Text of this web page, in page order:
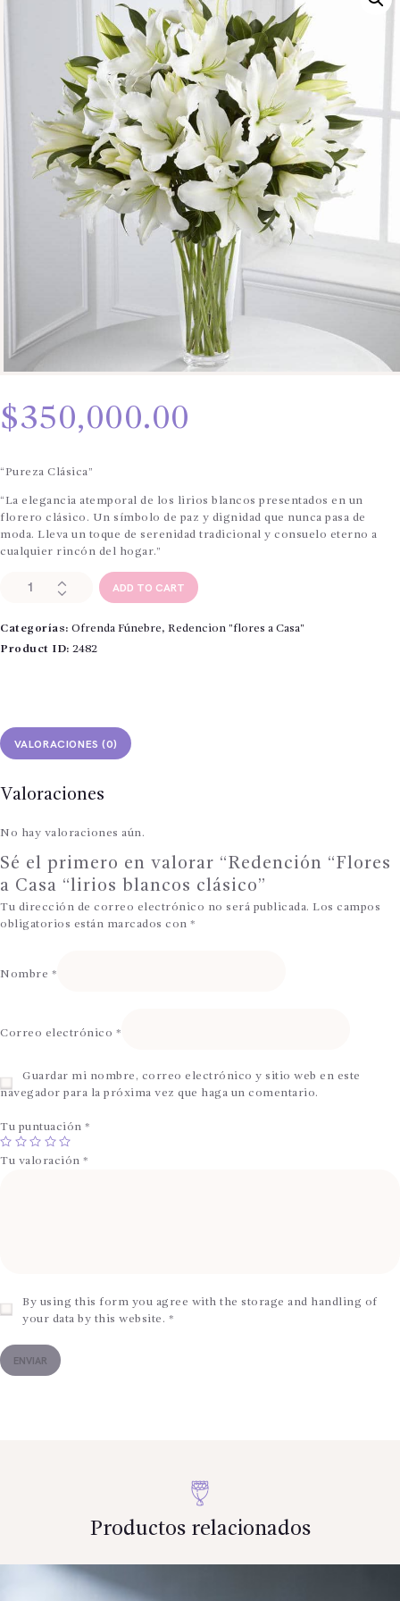
$350,000.00
“Pureza Clásica”
“La elegancia atemporal de los lirios blancos presentados en un
florero clásico. Un símbolo de paz y dignidad que nunca pasa de
moda. Lleva un toque de serenidad tradicional y consuelo eterno a
cualquier rincón del hogar.”
Redención
Casa
"lirios
ADD TO CART
Categorías: Ofrenda Fúnebre, Redencion "flores a Casa"
Product ID: 2482
VALORACIONES (0)
Valoraciones
No hay valoraciones aún.
Sé el primero en valorar “Redención “Flores
a Casa “lirios blancos clásico”
Tu dirección de correo electrónico no será publicada. Los campos
obligatorios están marcados con *
Nombre *
Correo electrónico *
Guardar mi nombre, correo electrónico y sitio web en este
navegador para la próxima vez que haga un comentario.
Tu puntuación *
Tu valoración *
By using this form you agree with the storage and handling of
your data by this website. *
Productos relacionados